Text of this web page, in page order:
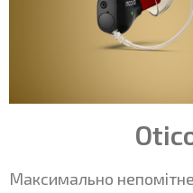
Максимально